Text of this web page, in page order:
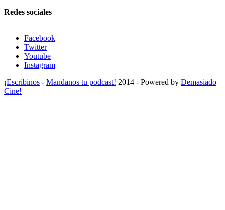
Redes sociales
Facebook
Twitter
Youtube
Instagram
¡Escribinos - Mandanos tu podcast! 2014 - Powered by Demasiado
Cine!